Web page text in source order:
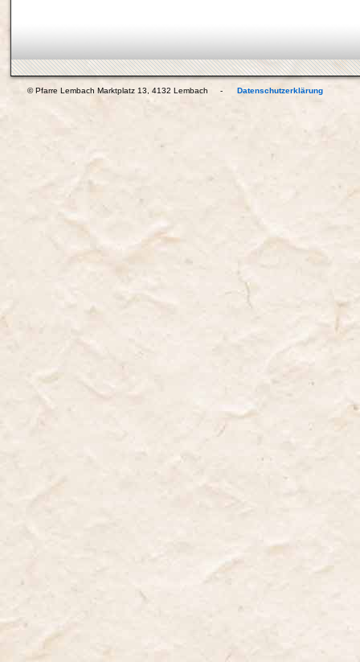
© Pfarre Lembach Marktplatz 13, 4132 Lembach - Datenschutzerklärung